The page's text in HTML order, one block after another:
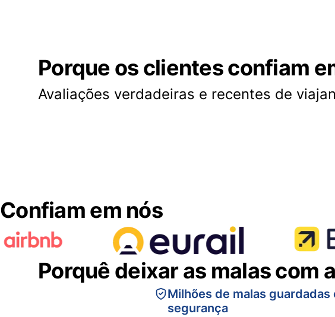
Porque os clientes confiam
Avaliações verdadeiras e recentes de
Confiam em nós
Porquê deixar as malas com
Milhões de malas guardadas
segurança